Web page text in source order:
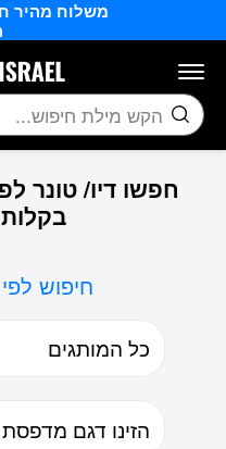
משלוח מהיר
חיפוש
חפשו דיו/ טונר
חיפוש